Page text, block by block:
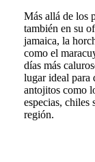
Más allá de los
también en su
jamaica, la
como el
días más
lugar ideal para
antojitos como
especias, chiles
región.